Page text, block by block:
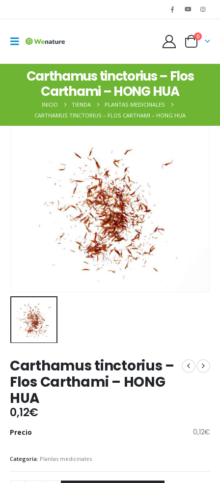
0
Carthamus tinctorius – Flos
Carthami – HONG HUA
INICIO TIENDA
PLANTAS MEDICINALES
CARTHAMUS TINCTORIUS – FLOS CARTHAMI – HONG HUA
Carthamus tinctorius –
Flos Carthami – HONG
HUA
0,12€
Precio 0,12€
Categoría: Plantas medicinales